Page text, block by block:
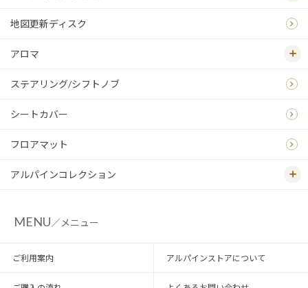
地図更新ディスク
アロマ
ステアリング/シフトノブ
シートカバー
フロアマット
アルパインコレクション
MENU／メニュー
ご利用案内 アルパインストアについて